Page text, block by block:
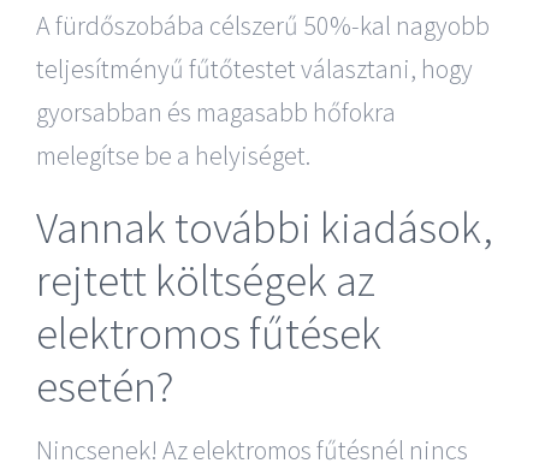
A fürdőszobába célszerű 50%-kal nagyobb
teljesítményű fűtőtestet választani, hogy
gyorsabban és magasabb hőfokra
melegítse be a helyiséget.
Vannak további kiadások,
rejtett költségek az
elektromos fűtések
esetén?
Nincsenek! Az elektromos fűtésnél nincs